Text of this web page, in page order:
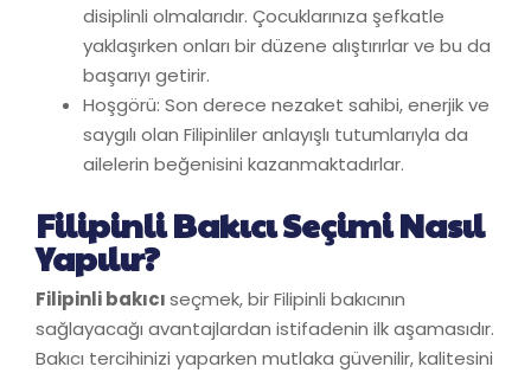
disiplinli olmalarıdır. Çocuklarınıza şefkatle
yaklaşırken onları bir düzene alıştırırlar ve bu da
başarıyı getirir.
Hoşgörü: Son derece nezaket sahibi, enerjik ve
saygılı olan Filipinliler anlayışlı tutumlarıyla da
ailelerin beğenisini kazanmaktadırlar.
Filipinli Bakıcı Seçimi Nasıl
Yapılır?
Filipinli bakıcıseçmek, bir Filipinli bakıcının
sağlayacağı avantajlardan istifadenin ilk aşamasıdır.
Bakıcı tercihinizi yaparken mutlaka güvenilir, kalitesini